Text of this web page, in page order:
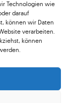
Technologien wie
darauf
können wir Daten
verarbeiten.
können
& auf
im